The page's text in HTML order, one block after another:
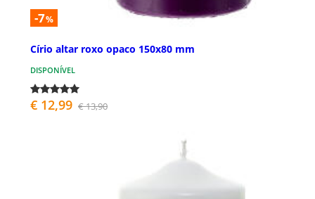
-7%
Círio altar roxo opaco 150x80 mm
DISPONÍVEL
€ 12,99 € 13,90